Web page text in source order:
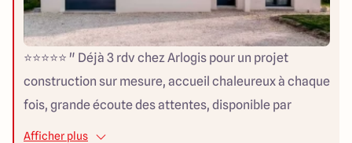
⭐⭐⭐⭐⭐ " Déjà 3 rdv chez Arlogis pour un projet
construction sur mesure, accueil chaleureux à chaque
fois, grande écoute des attentes, disponible par
téléphone mail sms, j’ai hâte de poursuivre le projet
Afficher plus